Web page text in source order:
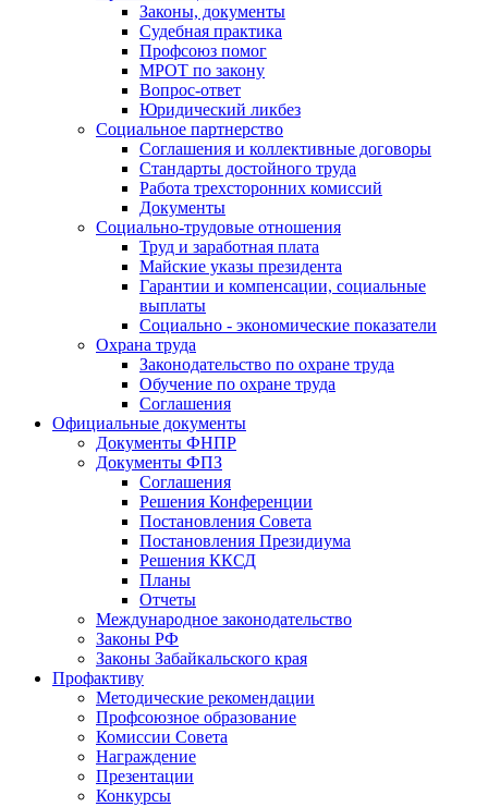
Законы, документы
Судебная практика
Профсоюз помог
МРОТ по закону
Вопрос-ответ
Юридический ликбез
Социальное партнерство
Соглашения и коллективные договоры
Стандарты достойного труда
Работа трехсторонних комиссий
Документы
Социально-трудовые отношения
Труд и заработная плата
Майские указы президента
Гарантии и компенсации, социальные
выплаты
Социально - экономические показатели
Охрана труда
Законодательство по охране труда
Обучение по охране труда
Соглашения
Официальные документы
Документы ФНПР
Документы ФПЗ
Соглашения
Решения Конференции
Постановления Совета
Постановления Президиума
Решения ККСД
Планы
Отчеты
Международное законодательство
Законы РФ
Законы Забайкальского края
Профактиву
Методические рекомендации
Профсоюзное образование
Комиссии Совета
Награждение
Презентации
Конкурсы